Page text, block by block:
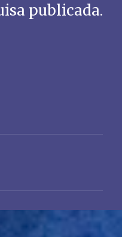
publicada.